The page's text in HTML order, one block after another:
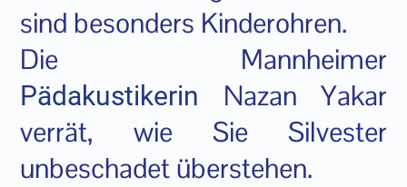
sind besonders Kinderohren.
Die Mannheimer
Pädakustikerin
Nazan Yakar
verrät, wie Sie Silvester
unbeschadet überstehen.